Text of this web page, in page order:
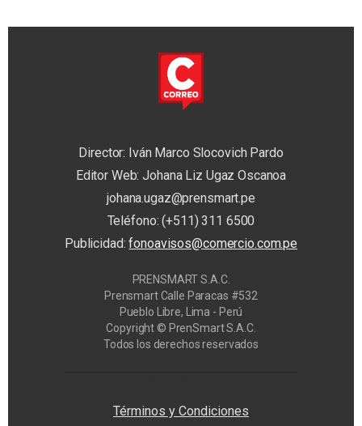
Director: Iván Marco Slocovich Pardo
Editor Web: Johana Liz Ugaz Oscanoa
johana.ugaz@prensmart.pe
Teléfono: (+511) 311 6500
Publicidad:fonoavisos@comercio.com.pe
PRENSMART S.A.C.
Prensmart Calle Paracas #532
Pueblo Libre, Lima - Perú
Copyright © PrenSmart S.A.C.
Todos los derechos reservados
Términos y Condiciones